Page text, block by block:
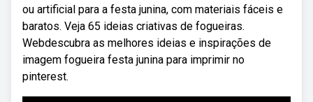
ou artificial para a festa junina, com materiais fáceis e
baratos. Veja 65 ideias criativas de fogueiras.
Webdescubra as melhores ideias e inspirações de
imagem fogueira festa junina para imprimir no
pinterest.